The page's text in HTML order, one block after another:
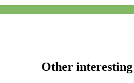
Other interesting